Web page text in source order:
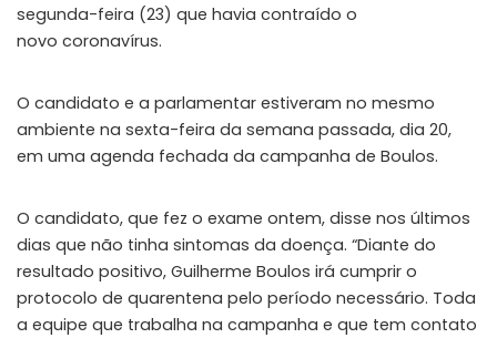
segunda-feira (23) que havia contraído o
novo coronavírus.
O candidato e a parlamentar estiveram no mesmo
ambiente na sexta-feira da semana passada, dia 20,
em uma agenda fechada da campanha de Boulos.
O candidato, que fez o exame ontem, disse nos últimos
dias que não tinha sintomas da doença. “Diante do
resultado positivo, Guilherme Boulos irá cumprir o
protocolo de quarentena pelo período necessário. Toda
a equipe que trabalha na campanha e que tem contato